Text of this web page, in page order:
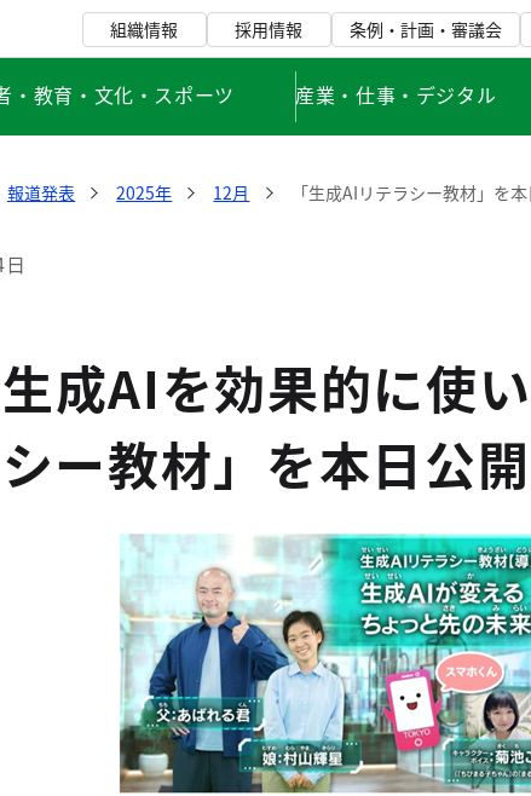
組織情報 採用情報 条例・計画・審議会
・教育・文化・スポーツ 産業・仕事・デジタル
報道発表 2025年 12月 「生成AIリテラシー教材」を
成AIを効果的に使
ー教材」を本日公